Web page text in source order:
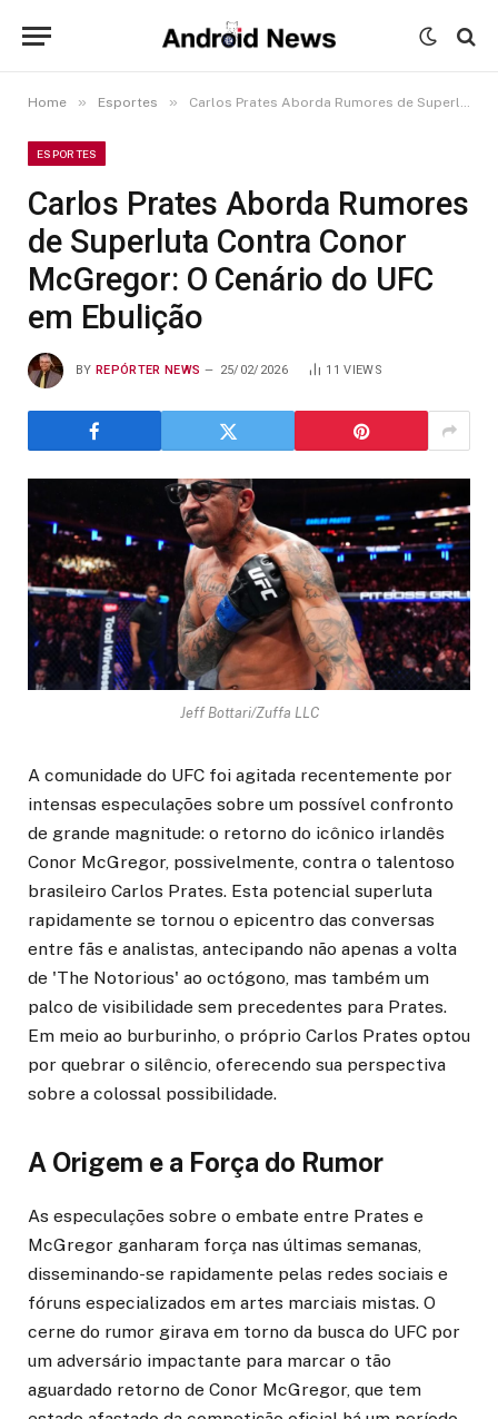
Home » Esportes » Carlos Prates Aborda Rumores de Superluta Contra Conor McGregor: O Cenário do UFC em Ebulição
ESPORTES
Carlos Prates Aborda Rumores
de Superluta Contra Conor
McGregor: O Cenário do UFC
em Ebulição
BY REPÓRTER NEWS 25/02/2026 11VIEWS
Jeff Bottari/Zuffa LLC
A comunidade do UFC foi agitada recentemente por
intensas especulações sobre um possível confronto
de grande magnitude: o retorno do icônico irlandês
Conor McGregor, possivelmente, contra o talentoso
brasileiro Carlos Prates. Esta potencial superluta
rapidamente se tornou o epicentro das conversas
entre fãs e analistas, antecipando não apenas a volta
de 'The Notorious' ao octógono, mas também um
palco de visibilidade sem precedentes para Prates.
Em meio ao burburinho, o próprio Carlos Prates optou
por quebrar o silêncio, oferecendo sua perspectiva
sobre a colossal possibilidade.
A Origem e a Força do Rumor
As especulações sobre o embate entre Prates e
McGregor ganharam força nas últimas semanas,
disseminando-se rapidamente pelas redes sociais e
fóruns especializados em artes marciais mistas. O
cerne do rumor girava em torno da busca do UFC por
um adversário impactante para marcar o tão
aguardado retorno de Conor McGregor, que tem